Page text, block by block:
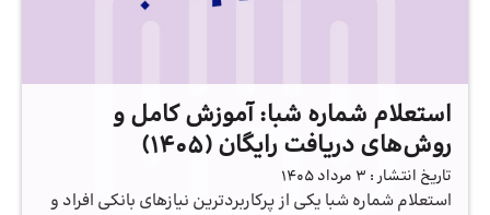
استعلام شماره شبا: آموزش کامل و
روش‌های دریافت رایگان (۱۴۰۵)
تاریخ انتشار : 3 مرداد 1405
استعلام شماره شبا یکی از پرکاربردترین نیازهای بانکی افراد و